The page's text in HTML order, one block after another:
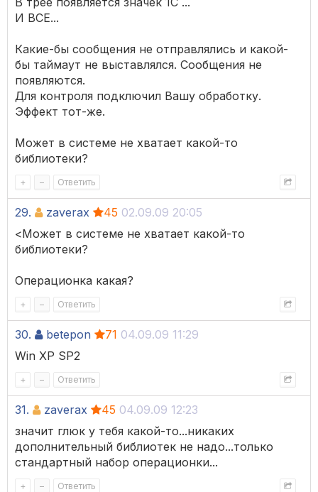
И ВСЕ...
Какие-бы сообщения не отправлялись и какой-
бы таймаут не выставлялся. Сообщения не
появляются.
Для контроля подключил Вашу обработку.
Эффект тот-же.
Может в системе не хватает какой-то
библиотеки?
+ – Ответить
29. zaverax 45 02.09.09 20:05
<Может в системе не хватает какой-то
библиотеки?
Операционка какая?
+ – Ответить
30. betepon 71 04.09.09 11:29
Win XP SP2
+ – Ответить
31. zaverax 45 04.09.09 12:23
значит глюк у тебя какой-то...никаких
дополнительный библиотек не надо...только
стандартный набор операционки...
+ – Ответить